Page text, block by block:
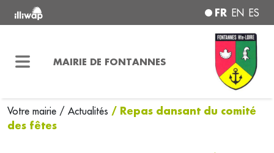
FR EN ES
MAIRIE DE FONTANNES
Votre mairie / Actualités / Repas dansant du comité
des fêtes